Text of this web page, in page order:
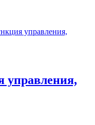
управления,